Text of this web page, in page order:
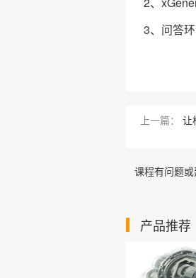
3、问答
上一篇： 让
课程有问题
产品推荐